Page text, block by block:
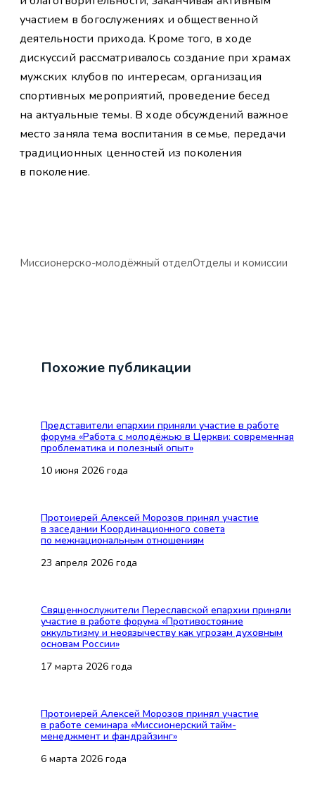
участием в богослужениях и общественной
деятельности прихода. Кроме того, в ходе
дискуссий рассматривалось создание при храмах
мужских клубов по интересам, организация
спортивных мероприятий, проведение бесед
на актуальные темы. В ходе обсуждений важное
место заняла тема воспитания в семье, передачи
традиционных ценностей из поколения
в поколение.
Миссионерско-молодёжный отделОтделы и комиссии
Похожие публикации
Представители епархии приняли участие в работе
форума «Работа с молодёжью в Церкви: современная
проблематика и полезный опыт»
10 июня 2026 года
Протоиерей Алексей Морозов принял участие
в заседании Координационного совета
по межнациональным отношениям
23 апреля 2026 года
Священнослужители Переславской епархии приняли
участие в работе форума «Противостояние
оккультизму и неоязычеству как угрозам духовным
основам России»
17 марта 2026 года
Протоиерей Алексей Морозов принял участие
в работе семинара «Миссионерский тайм-
менеджмент и фандрайзинг»
6 марта 2026 года